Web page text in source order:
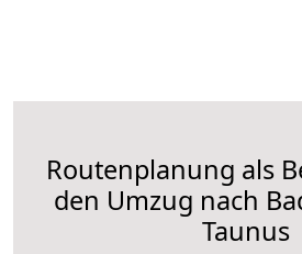
Routenplanung als
den Umzug nach
Taunus